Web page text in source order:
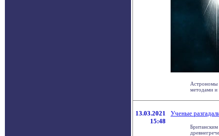
Астрономы
методами и
13.03.2021
15:48
Ученые